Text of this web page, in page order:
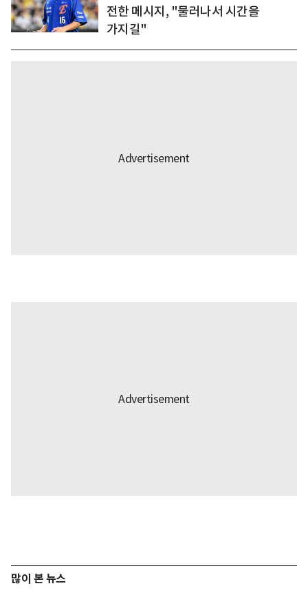
전한 메시지, "물러나서 시간을
가지길"
많이 본 뉴스